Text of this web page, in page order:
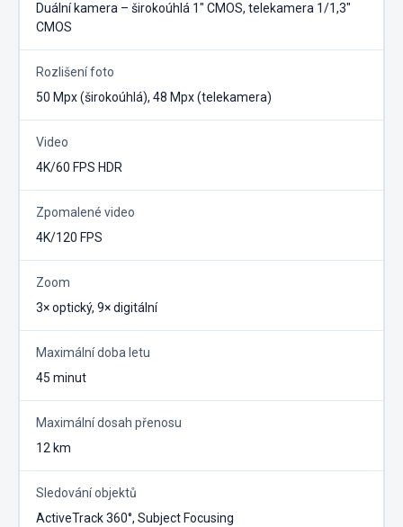
Duální kamera – širokoúhlá 1″ CMOS, telekamera 1/1,3″
CMOS
Rozlišení foto
50 Mpx (širokoúhlá), 48 Mpx (telekamera)
Video
4K/60 FPS HDR
Zpomalené video
4K/120 FPS
Zoom
3× optický, 9× digitální
Maximální doba letu
45 minut
Maximální dosah přenosu
12 km
Sledování objektů
ActiveTrack 360°, Subject Focusing